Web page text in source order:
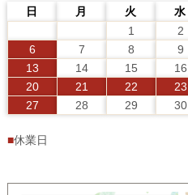
日
月 火 水
1
2
6
7 8 9
13
14 15 16
20
21 22 23
27
28 29 30
■休業日